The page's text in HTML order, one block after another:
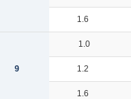
1.6
9
1.0
1.2
1.6